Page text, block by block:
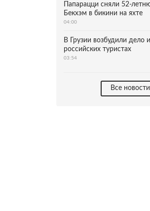
Папарацци сняли 52-
Бекхэм в бикини на яхте
04:00
В Грузии возбудили дело
российских туристах
03:54
Все новости